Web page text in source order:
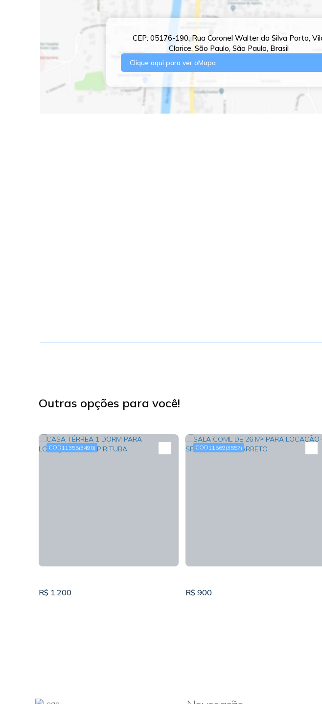
CEP: 05176-190,Rua Coronel Walter da Silva Porto,
Clarice, São Paulo, São Paulo, Brasil
Clique aqui para ver oMapa
Outras opções para você!
11355(3490)
R$ 1.200
11569(3557)
R$ 900